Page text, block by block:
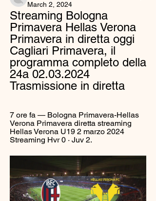
March 2, 2024
Streaming Bologna
Primavera Hellas Verona
Primavera in diretta oggi
Cagliari Primavera, il
programma completo della
24a 02.03.2024
Trasmissione in diretta
7 ore fa — Bologna Primavera-Hellas
Verona Primavera diretta streaming
Hellas Verona U19 2 marzo 2024
Streaming Hvr 0 · Juv 2.